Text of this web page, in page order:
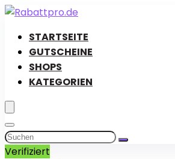
STARTSEITE
GUTSCHEINE
SHOPS
KATEGORIEN
Verifiziert